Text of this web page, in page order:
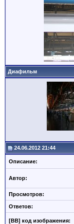
Диафильм
24.06.2012 21:44
Описание:
Автор:
Просмотров:
Ответов:
[BB] код изображения: